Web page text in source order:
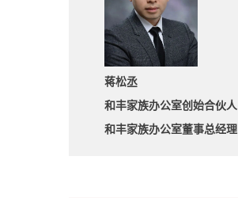
蒋松丞
和丰家族办公室创始合伙人
和丰家族办公室董事总经理